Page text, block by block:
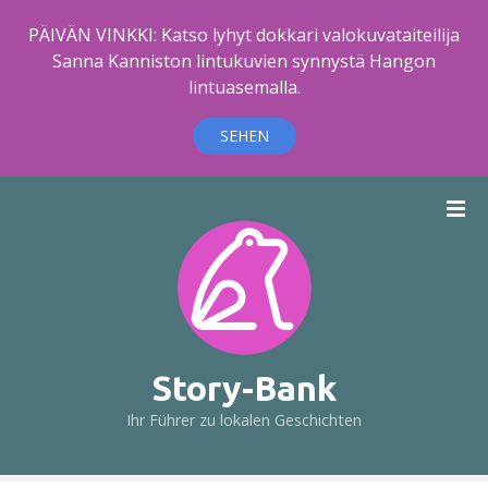
PÄIVÄN VINKKI: Katso lyhyt dokkari valokuvataiteilija
Sanna Kanniston lintukuvien synnystä Hangon
lintuasemalla.
SEHEN
r
Story-Bank
Ihr Führer zu lokalen Geschichten